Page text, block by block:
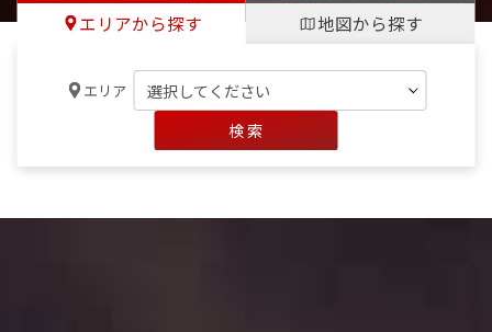
エリアから探す 地図から探す
エリア
検 索